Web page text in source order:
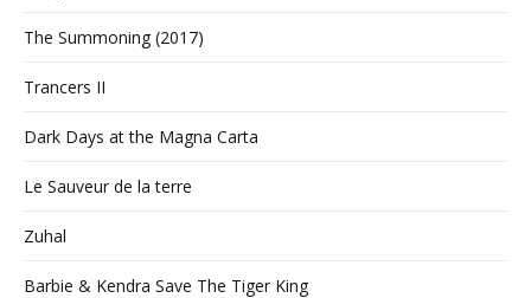
The Summoning (2017)
Trancers II
Dark Days at the Magna Carta
Le Sauveur de la terre
Zuhal
Barbie & Kendra Save The Tiger King